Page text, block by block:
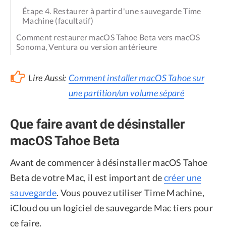
Étape 4. Restaurer à partir d'une sauvegarde Time
Machine (facultatif)
Comment restaurer macOS Tahoe Beta vers macOS
Sonoma, Ventura ou version antérieure
Lire Aussi: Comment installer macOS Tahoe sur
une partition/un volume séparé
Que faire avant de désinstaller
macOS Tahoe Beta
Avant de commencer à désinstaller macOS Tahoe
Beta de votre Mac, il est important decréer une
sauvegarde. Vous pouvez utiliser Time Machine,
iCloud ou un logiciel de sauvegarde Mac tiers pour
ce faire.